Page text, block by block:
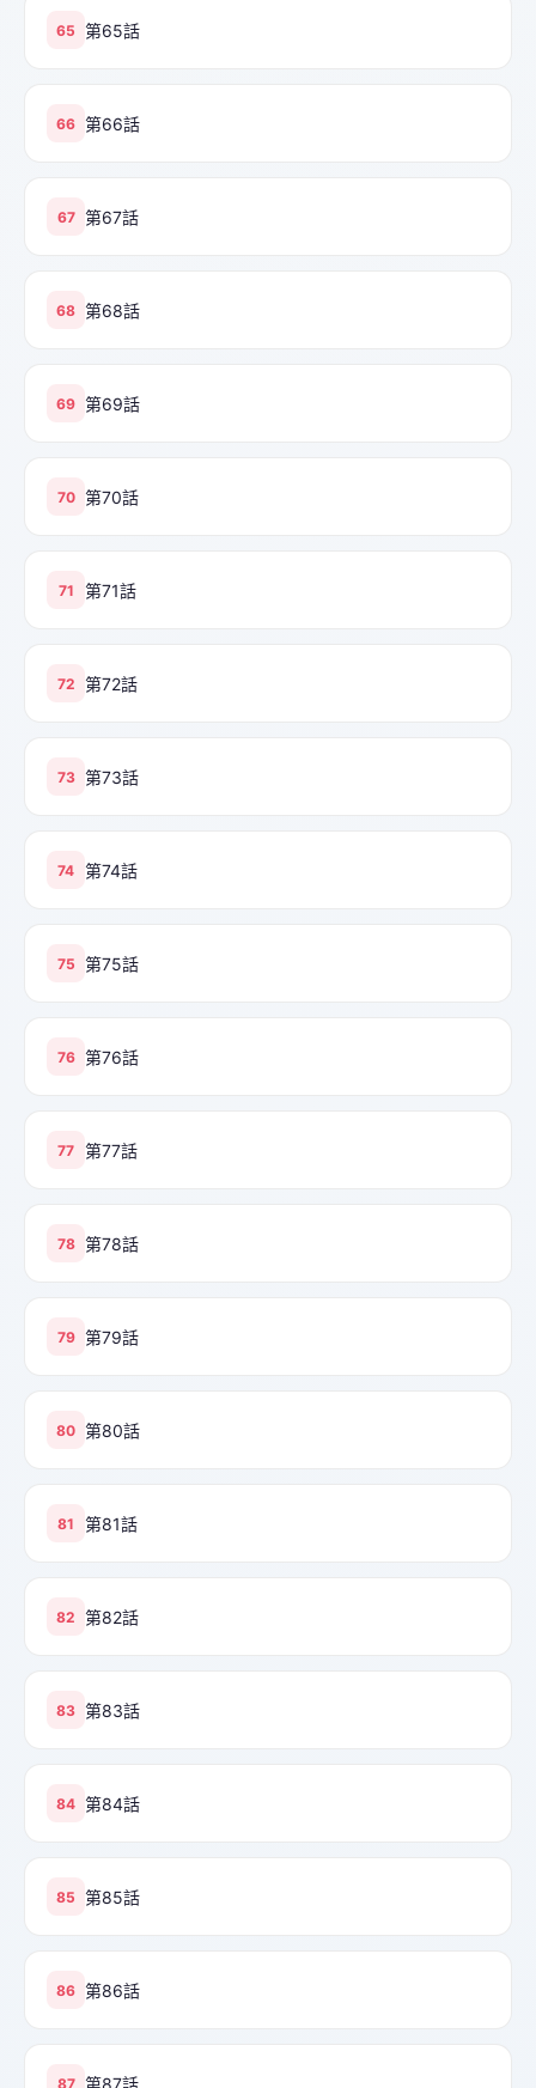
65 第65話
66 第66話
67 第67話
68 第68話
69 第69話
70 第70話
71 第71話
72 第72話
73 第73話
74 第74話
75 第75話
76 第76話
77 第77話
78 第78話
79 第79話
80 第80話
81 第81話
82 第82話
83 第83話
84 第84話
85 第85話
86 第86話
87 第87話